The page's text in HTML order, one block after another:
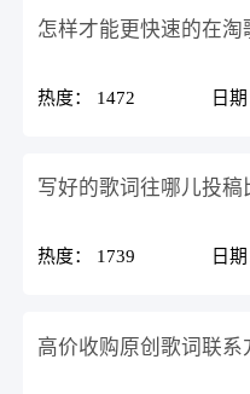
怎样才能更快速的在
热度： 1472 日
写好的歌词往哪儿投稿
热度： 1739 日
高价收购原创歌词联系